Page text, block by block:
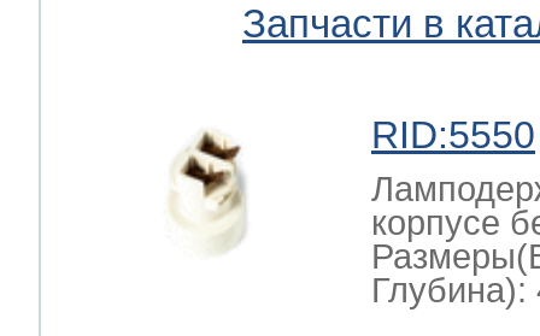
Запчасти в
RID:5550
корпусе
Глубина):